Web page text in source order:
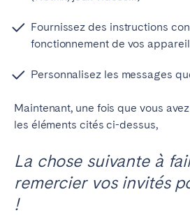
Fournissez des instructions
fonctionnement de vos
Personnalisez les messages
Maintenant, une fois que vous
les éléments cités ci-dessus,
La chose suivante à
remercier vos invités
!